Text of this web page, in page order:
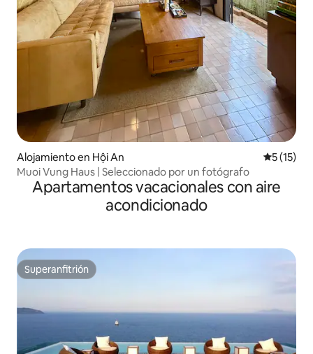
Alojamiento en Hội An
5 (15)
Muoi Vung Haus | Seleccionado por un fotógrafo
Apartamentos vacacionales con aire
acondicionado
Superanfitrión
Superanfitrión